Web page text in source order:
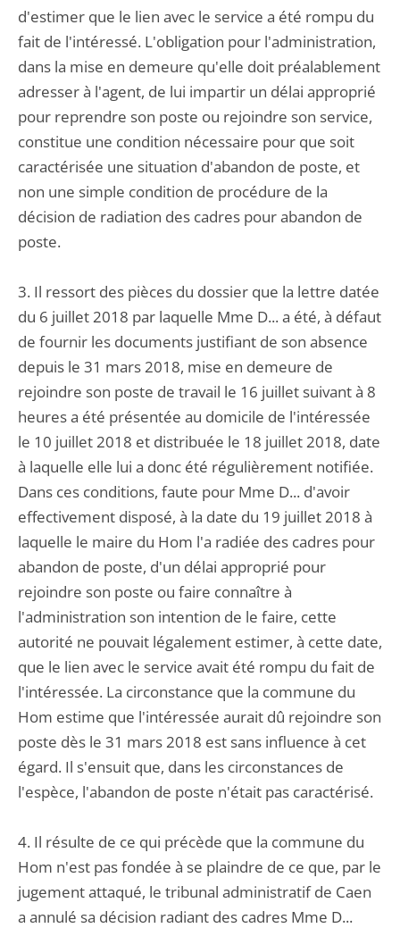
d'estimer que le lien avec le service a été rompu du
fait de l'intéressé. L'obligation pour l'administration,
dans la mise en demeure qu'elle doit préalablement
adresser à l'agent, de lui impartir un délai approprié
pour reprendre son poste ou rejoindre son service,
constitue une condition nécessaire pour que soit
caractérisée une situation d'abandon de poste, et
non une simple condition de procédure de la
décision de radiation des cadres pour abandon de
poste.
3. Il ressort des pièces du dossier que la lettre datée
du 6 juillet 2018 par laquelle Mme D... a été, à défaut
de fournir les documents justifiant de son absence
depuis le 31 mars 2018, mise en demeure de
rejoindre son poste de travail le 16 juillet suivant à 8
heures a été présentée au domicile de l'intéressée
le 10 juillet 2018 et distribuée le 18 juillet 2018, date
à laquelle elle lui a donc été régulièrement notifiée.
Dans ces conditions, faute pour Mme D... d'avoir
effectivement disposé, à la date du 19 juillet 2018 à
laquelle le maire du Hom l'a radiée des cadres pour
abandon de poste, d'un délai approprié pour
rejoindre son poste ou faire connaître à
l'administration son intention de le faire, cette
autorité ne pouvait légalement estimer, à cette date,
que le lien avec le service avait été rompu du fait de
l'intéressée. La circonstance que la commune du
Hom estime que l'intéressée aurait dû rejoindre son
poste dès le 31 mars 2018 est sans influence à cet
égard. Il s'ensuit que, dans les circonstances de
l'espèce, l'abandon de poste n'était pas caractérisé.
4. Il résulte de ce qui précède que la commune du
Hom n'est pas fondée à se plaindre de ce que, par le
jugement attaqué, le tribunal administratif de Caen
a annulé sa décision radiant des cadres Mme D...